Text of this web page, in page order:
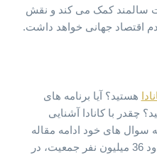
سالمند کمک می کند و نقش
جهانی خواهد داشت.
هستید؟ آیا برنامه های
چقدر با کانادا آشنایی
سوال های خود ادامه مقاله
را مطالعه کنید.کشور کانادا با حدود 36 میلیون نفر جمعیت، در